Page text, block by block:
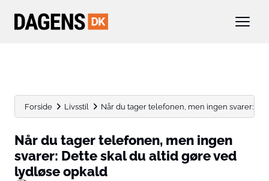
Forside Livsstil Når du tager telefonen, men ingen svarer:
Når du tager telefonen, men ingen
svarer: Dette skal du altid gøre ved
lydløse opkald